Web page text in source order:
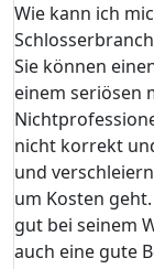
Wie kann ich
Sie können
einem seriösen
nicht korrekt
und
um Kosten
gut bei seinem
auch eine gute